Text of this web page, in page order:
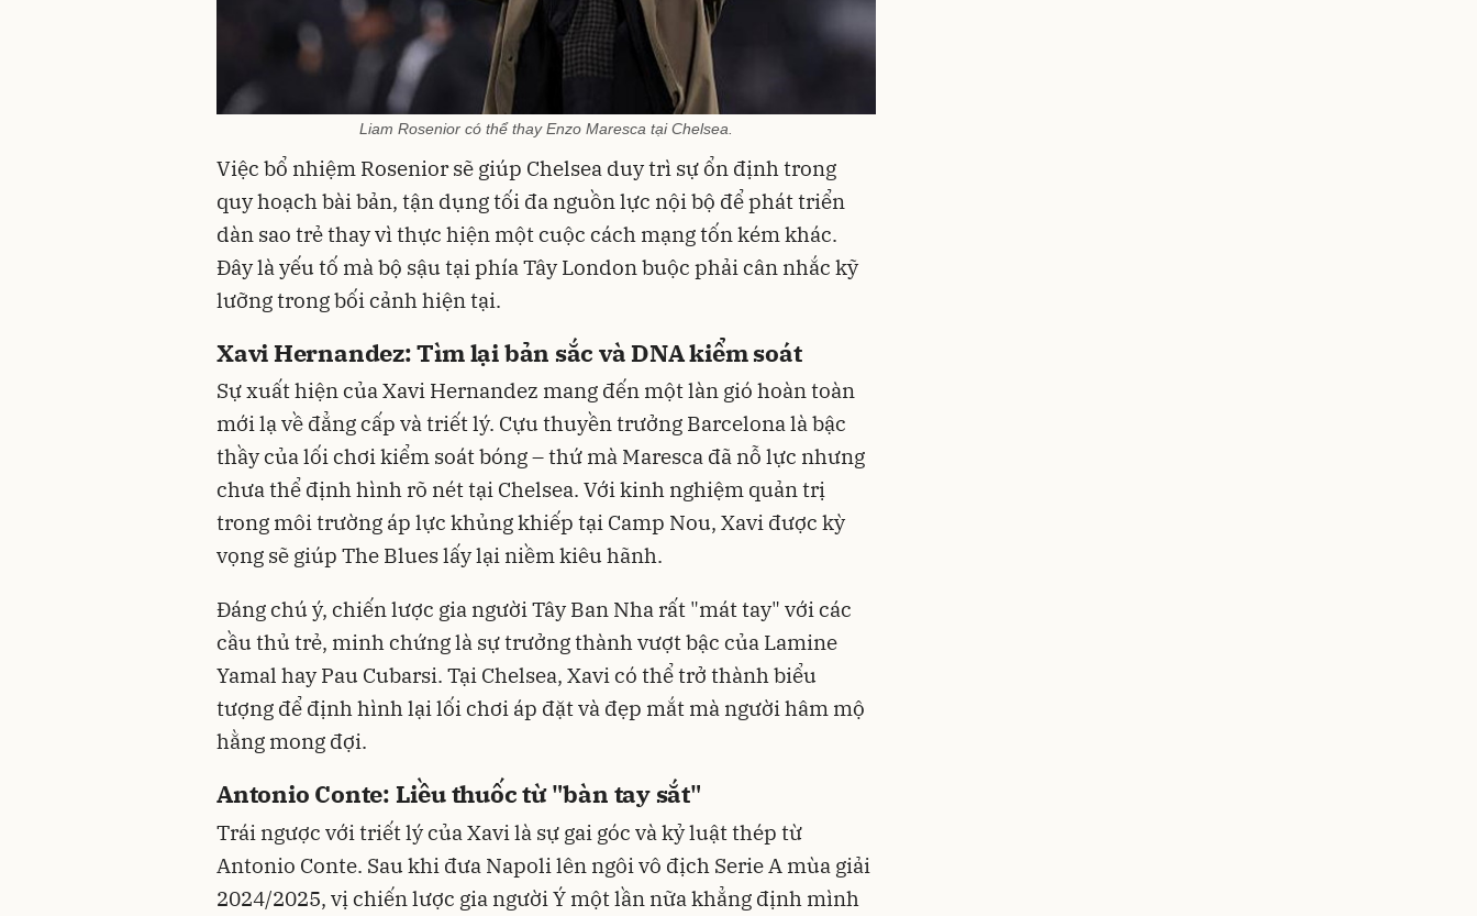
Liam Rosenior có thể thay Enzo Maresca tại Chelsea.
Việc bổ nhiệm Rosenior sẽ giúp Chelsea duy trì sự ổn định trong
quy hoạch bài bản, tận dụng tối đa nguồn lực nội bộ để phát triển
dàn sao trẻ thay vì thực hiện một cuộc cách mạng tốn kém khác.
Đây là yếu tố mà bộ sậu tại phía Tây London buộc phải cân nhắc kỹ
lưỡng trong bối cảnh hiện tại.
Xavi Hernandez: Tìm lại bản sắc và DNA kiểm soát
Sự xuất hiện của Xavi Hernandez mang đến một làn gió hoàn toàn
mới lạ về đẳng cấp và triết lý. Cựu thuyền trưởng Barcelona là bậc
thầy của lối chơi kiểm soát bóng – thứ mà Maresca đã nỗ lực nhưng
chưa thể định hình rõ nét tại Chelsea. Với kinh nghiệm quản trị
trong môi trường áp lực khủng khiếp tại Camp Nou, Xavi được kỳ
vọng sẽ giúp The Blues lấy lại niềm kiêu hãnh.
Đáng chú ý, chiến lược gia người Tây Ban Nha rất "mát tay" với các
cầu thủ trẻ, minh chứng là sự trưởng thành vượt bậc của Lamine
Yamal hay Pau Cubarsi. Tại Chelsea, Xavi có thể trở thành biểu
tượng để định hình lại lối chơi áp đặt và đẹp mắt mà người hâm mộ
hằng mong đợi.
Antonio Conte: Liều thuốc từ "bàn tay sắt"
Trái ngược với triết lý của Xavi là sự gai góc và kỷ luật thép từ
Antonio Conte. Sau khi đưa Napoli lên ngôi vô địch Serie A mùa giải
2024/2025, vị chiến lược gia người Ý một lần nữa khẳng định mình